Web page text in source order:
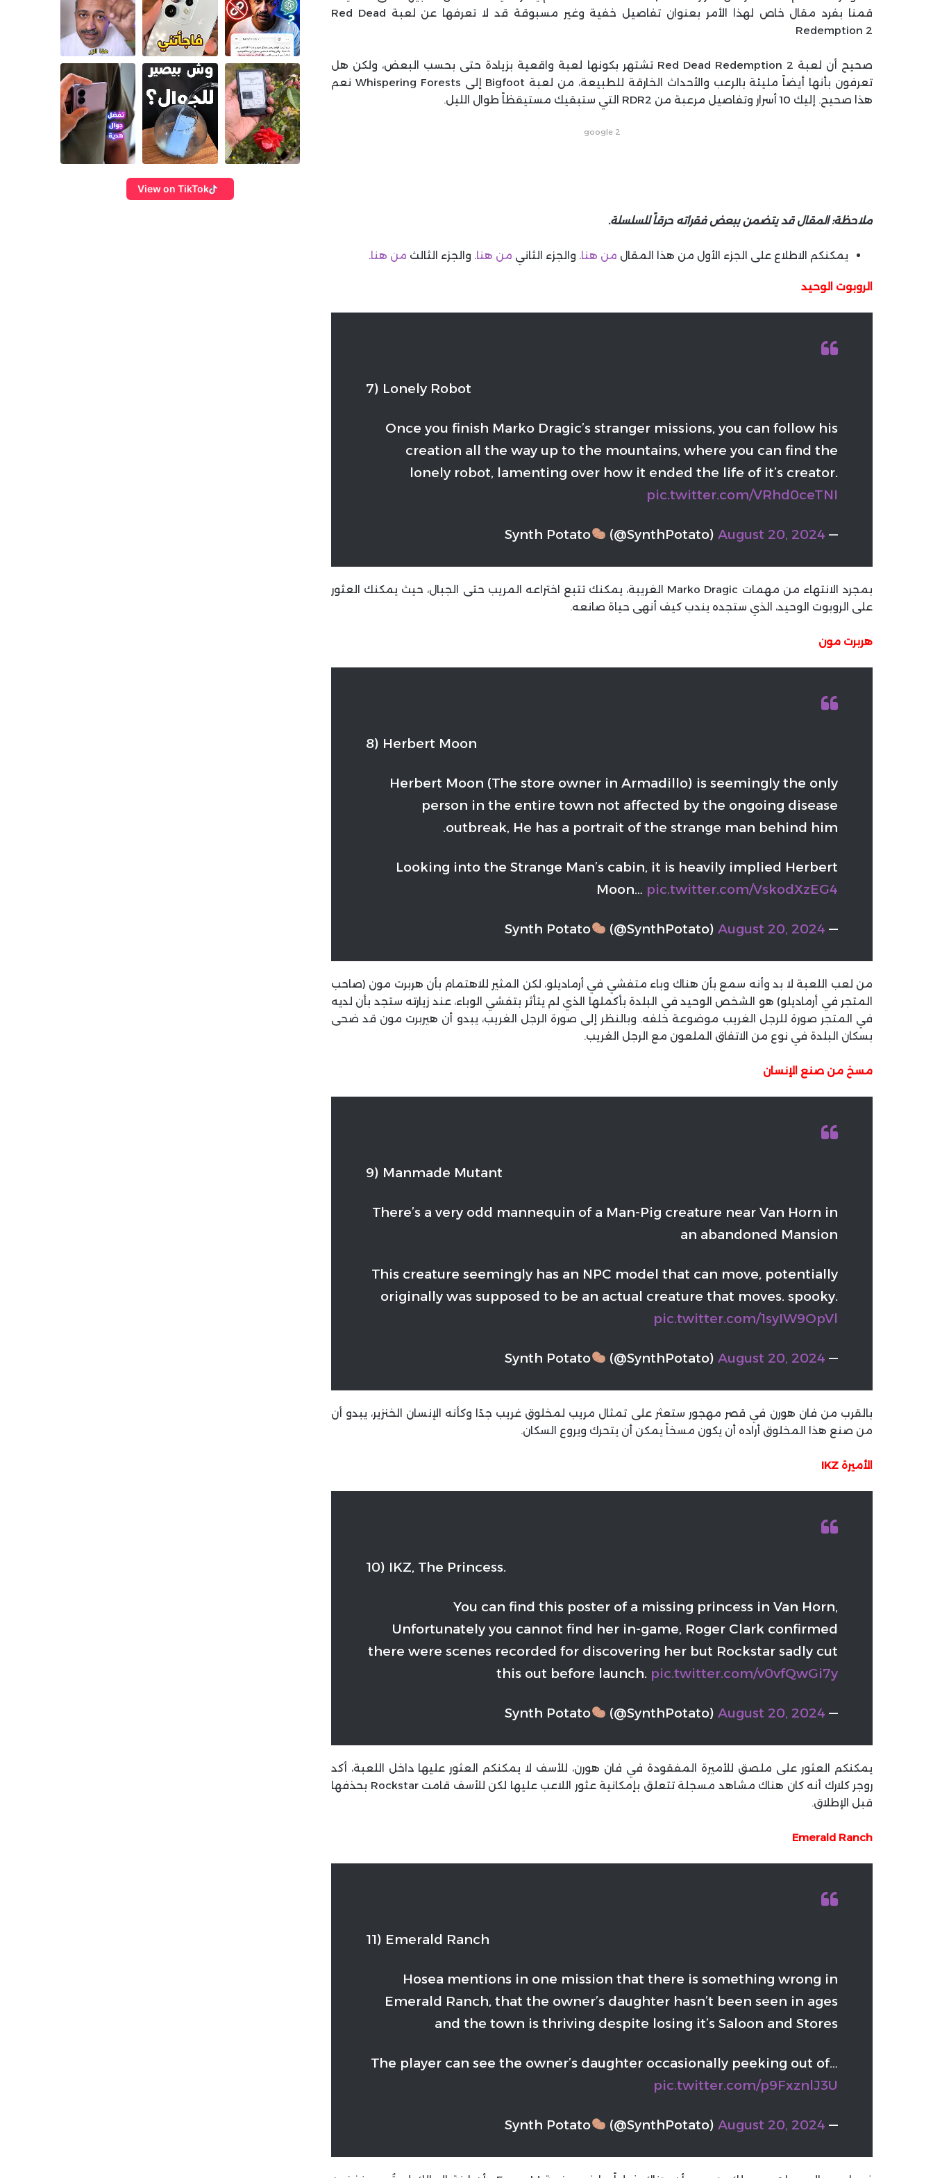
قمنا بفرد مقال خاص لهذا الأمر بعنوان تفاصيل خفية وغير مسبوقة قد لا تعرفها عن لعبة Red Dead
Redemption 2
صحيح أن لعبة Red Dead Redemption 2 تشتهر بكونها لعبة واقعية بزيادة حتى بحسب البعض، ولكن هل
تعرفون بأنها أيضاً مليئة بالرعب والأحداث الخارقة للطبيعة، من لعبة Bigfoot إلى Whispering Forests نعم
هذا صحيح. إليك 10 أسرار وتفاصيل مرعبة من RDR2 التي ستبقيك مستيقظاً طوال الليل.
google 2
ملاحظة: المقال قد يتضمن ببعض فقراته حرقاً للسلسلة.
يمكنكم الاطلاع على الجزء الأول من هذا المقال من هنا. والجزء الثاني من هنا. والجزء الثالث من هنا.
الروبوت الوحيد
7) Lonely Robot
Once you finish Marko Dragic’s stranger missions, you can follow his
creation all the way up to the mountains, where you can find the
lonely robot, lamenting over how it ended the life of it’s creator.
pic.twitter.com/VRhd0ceTNI
— Synth Potato
(@SynthPotato) August 20, 2024
بمجرد الانتهاء من مهمات Marko Dragic الغريبة، يمكنك تتبع اختراعه المريب حتى الجبال، حيث يمكنك العثور
على الروبوت الوحيد، الذي ستجده يندب كيف أنهى حياة صانعه.
هربرت مون
8) Herbert Moon
Herbert Moon (The store owner in Armadillo) is seemingly the only
person in the entire town not affected by the ongoing disease
outbreak, He has a portrait of the strange man behind him.
Looking into the Strange Man’s cabin, it is heavily implied Herbert
Moon… pic.twitter.com/VskodXzEG4
— Synth Potato
(@SynthPotato) August 20, 2024
من لعب اللعبة لا بد وأنه سمع بأن هناك وباء متفشي في أرماديلو، لكن المثير للاهتمام بأن هربرت مون (صاحب
المتجر في أرماديلو) هو الشخص الوحيد في البلدة بأكملها الذي لم يتأثر بتفشي الوباء، عند زيارته ستجد بأن لديه
في المتجر صورة للرجل الغريب موضوعة خلفه. وبالنظر إلى صورة الرجل الغريب، يبدو أن هيربرت مون قد ضحى
بسكان البلدة في نوع من الاتفاق الملعون مع الرجل الغريب.
مسخ من صنع الإنسان
9) Manmade Mutant
There’s a very odd mannequin of a Man-Pig creature near Van Horn in
an abandoned Mansion
This creature seemingly has an NPC model that can move, potentially
originally was supposed to be an actual creature that moves. spooky.
pic.twitter.com/1syIW9OpVl
— Synth Potato
(@SynthPotato) August 20, 2024
بالقرب من فان هورن في قصر مهجور ستعثر على تمثال مريب لمخلوق غريب جدًا وكأنه الإنسان الخنزير، يبدو أن
من صنع هذا المخلوق أراده أن يكون مسخاً يمكن أن يتحرك ويروع السكان.
الأميرة IKZ
10) IKZ, The Princess.
You can find this poster of a missing princess in Van Horn,
Unfortunately you cannot find her in-game, Roger Clark confirmed
there were scenes recorded for discovering her but Rockstar sadly cut
this out before launch. pic.twitter.com/v0vfQwGi7y
— Synth Potato
(@SynthPotato) August 20, 2024
يمكنكم العثور على ملصق للأميرة المفقودة في فان هورن، للأسف لا يمكنكم العثور عليها داخل اللعبة، أكد
روجر كلارك أنه كان هناك مشاهد مسجلة تتعلق بإمكانية عثور اللاعب عليها لكن للأسف قامت Rockstar بحذفها
قبل الإطلاق.
Emerald Ranch
11) Emerald Ranch
Hosea mentions in one mission that there is something wrong in
Emerald Ranch, that the owner’s daughter hasn’t been seen in ages
and the town is thriving despite losing it’s Saloon and Stores
The player can see the owner’s daughter occasionally peeking out of…
pic.twitter.com/p9FxznlJ3U
— Synth Potato
(@SynthPotato) August 20, 2024
View on TikTok